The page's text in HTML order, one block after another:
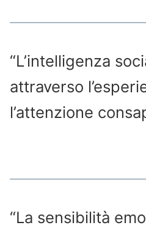
“L’intelligenza
attraverso
l’attenzione
“La sensibilità